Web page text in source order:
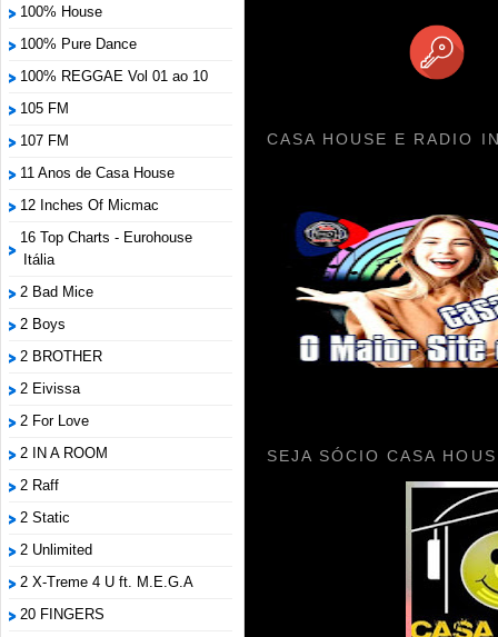
100% House
100% Pure Dance
100% REGGAE Vol 01 ao 10
105 FM
107 FM
11 Anos de Casa House
12 Inches Of Micmac
16 Top Charts - Eurohouse
Itália
2 Bad Mice
2 Boys
2 BROTHER
2 Eivissa
2 For Love
2 IN A ROOM
2 Raff
2 Static
2 Unlimited
2 X-Treme 4 U ft. M.E.G.A
20 FINGERS
CASA HOUSE E RADIO
SEJA SÓCIO CASA